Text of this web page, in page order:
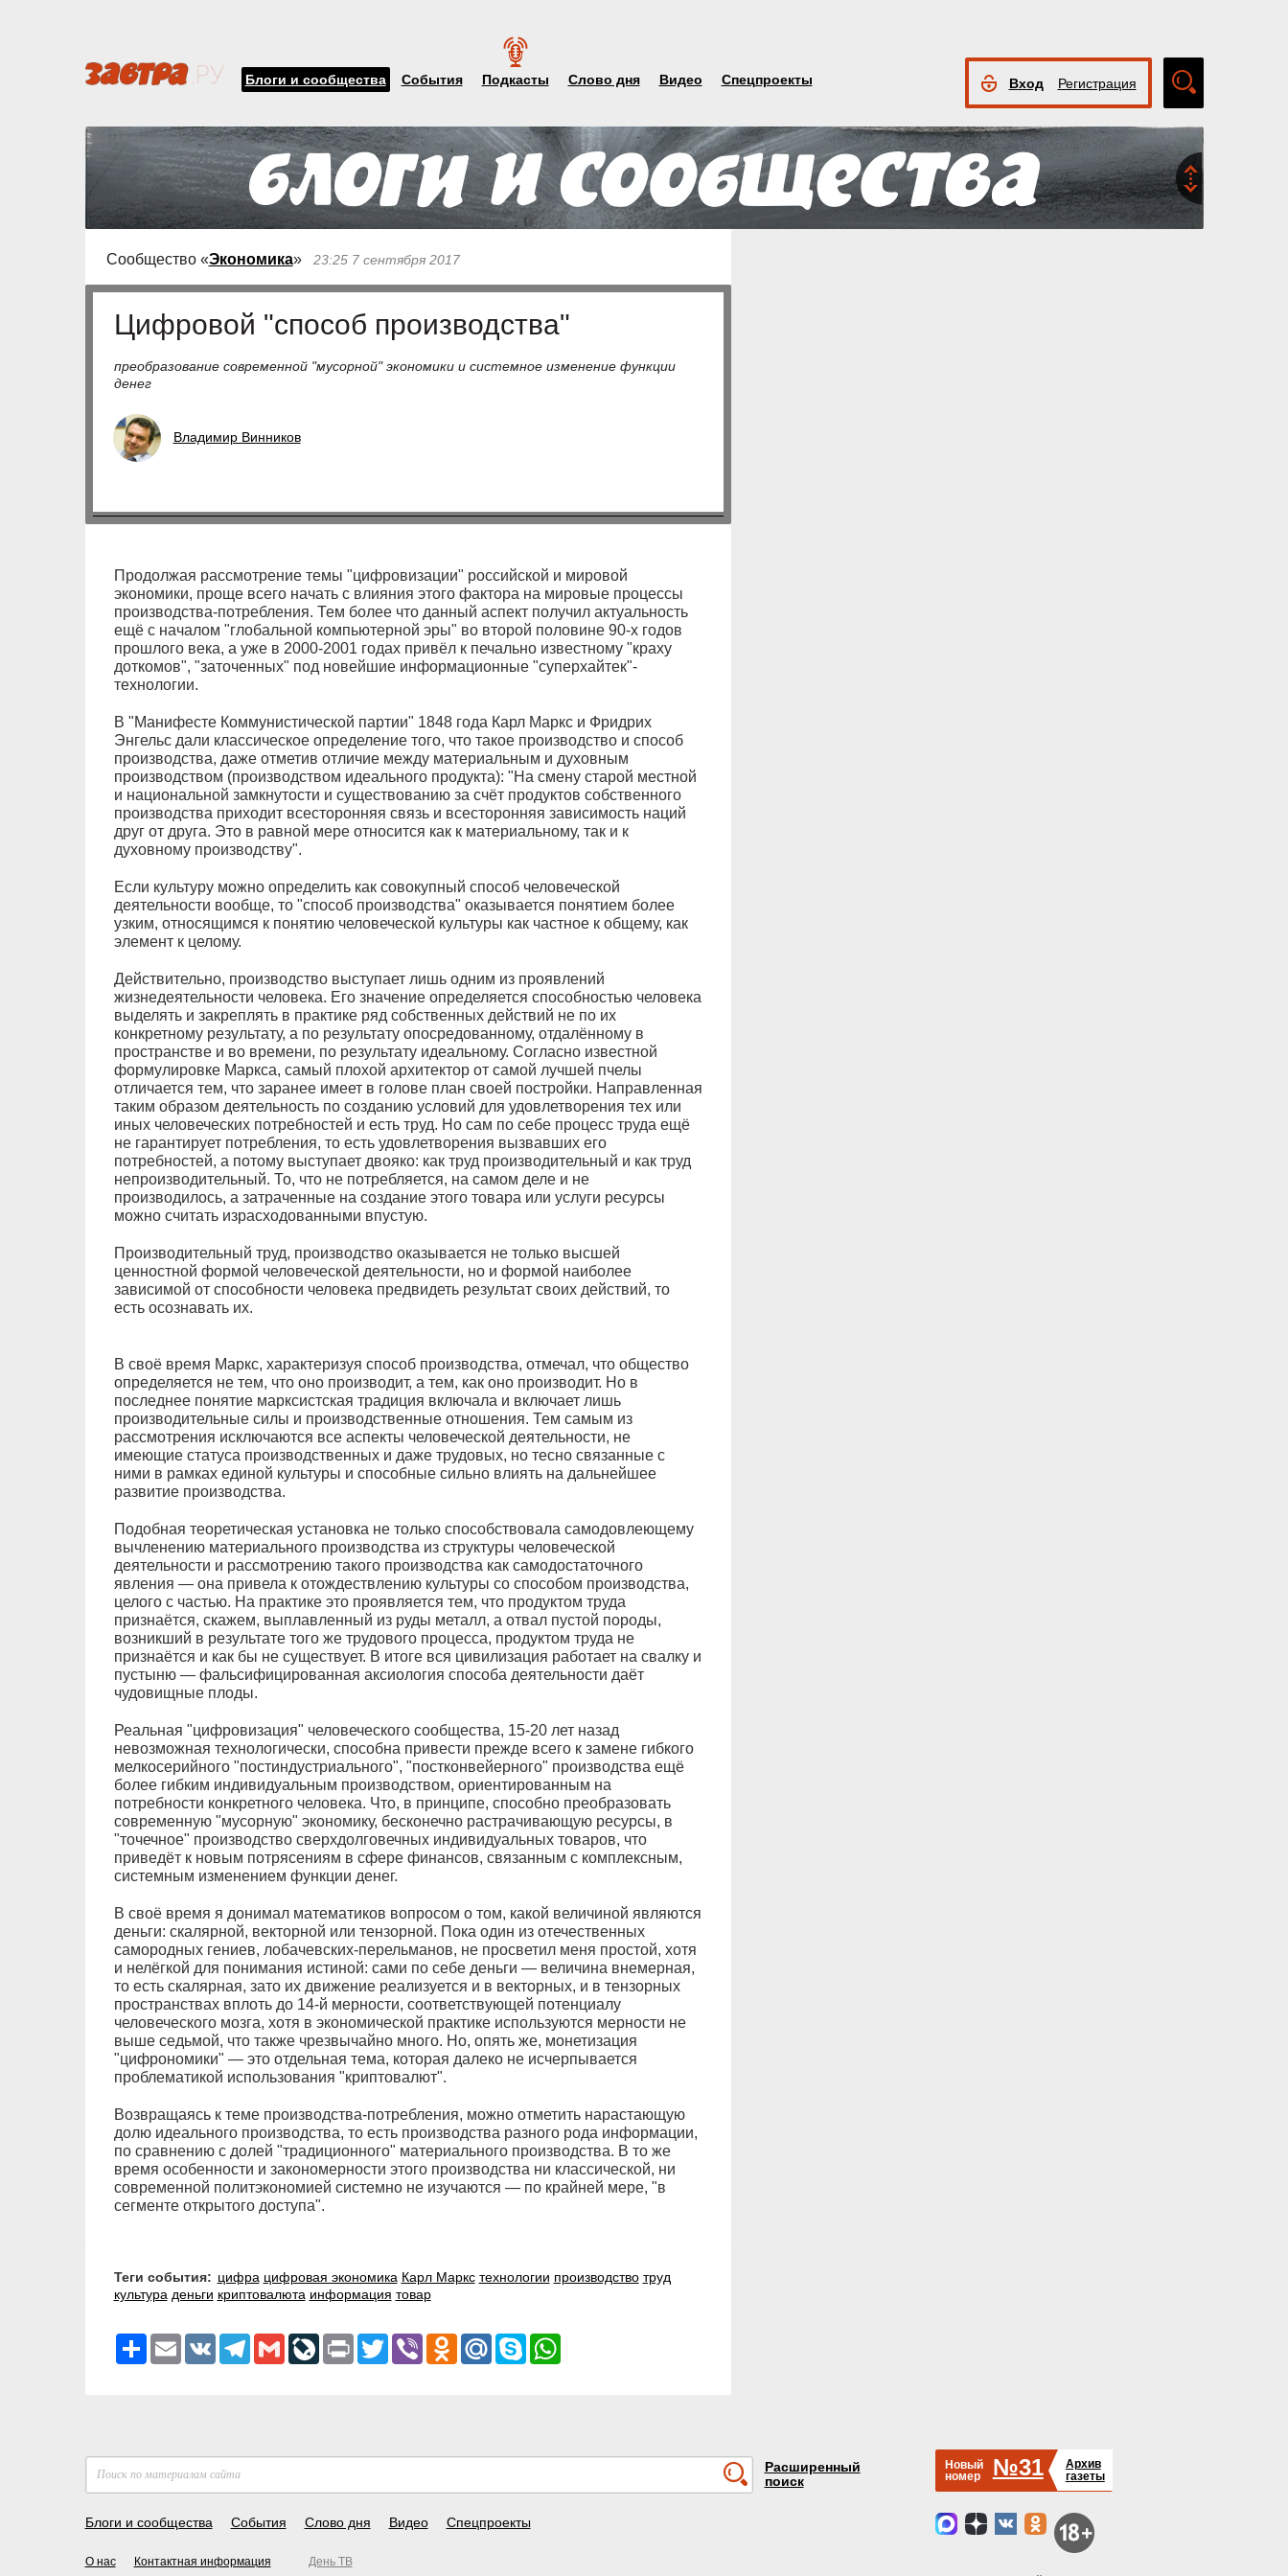
Блоги и сообщества События Подкасты Слово дня Видео Спецпроекты Вход Регистрация
поиск
Сообщество «Экономика» 23:25 7 сентября 2017
Цифровой "способ производства"
преобразование современной "мусорной" экономики и системное изменение функции
денег
Владимир Винников
Продолжая рассмотрение темы "цифровизации" российской и мировой
экономики, проще всего начать с влияния этого фактора на мировые процессы
производства-потребления. Тем более что данный аспект получил актуальность
ещё с началом "глобальной компьютерной эры" во второй половине 90-х годов
прошлого века, а уже в 2000-2001 годах привёл к печально известному "краху
доткомов", "заточенных" под новейшие информационные "суперхайтек"-
технологии.
В "Манифесте Коммунистической партии" 1848 года Карл Маркс и Фридрих
Энгельс дали классическое определение того, что такое производство и способ
производства, даже отметив отличие между материальным и духовным
производством (производством идеального продукта): "На смену старой местной
и национальной замкнутости и существованию за счёт продуктов собственного
производства приходит всесторонняя связь и всесторонняя зависимость наций
друг от друга. Это в равной мере относится как к материальному, так и к
духовному производству".
Если культуру можно определить как совокупный способ человеческой
деятельности вообще, то "способ производства" оказывается понятием более
узким, относящимся к понятию человеческой культуры как частное к общему, как
элемент к целому.
Действительно, производство выступает лишь одним из проявлений
жизнедеятельности человека. Его значение определяется способностью человека
выделять и закреплять в практике ряд собственных действий не по их
конкретному результату, а по результату опосредованному, отдалённому в
пространстве и во времени, по результату идеальному. Согласно известной
формулировке Маркса, самый плохой архитектор от самой лучшей пчелы
отличается тем, что заранее имеет в голове план своей постройки. Направленная
таким образом деятельность по созданию условий для удовлетворения тех или
иных человеческих потребностей и есть труд. Но сам по себе процесс труда ещё
не гарантирует потребления, то есть удовлетворения вызвавших его
потребностей, а потому выступает двояко: как труд производительный и как труд
непроизводительный. То, что не потребляется, на самом деле и не
производилось, а затраченные на создание этого товара или услуги ресурсы
можно считать израсходованными впустую.
Производительный труд, производство оказывается не только высшей
ценностной формой человеческой деятельности, но и формой наиболее
зависимой от способности человека предвидеть результат своих действий, то
есть осознавать их.
В своё время Маркс, характеризуя способ производства, отмечал, что общество
определяется не тем, что оно производит, а тем, как оно производит. Но в
последнее понятие марксистская традиция включала и включает лишь
производительные силы и производственные отношения. Тем самым из
рассмотрения исключаются все аспекты человеческой деятельности, не
имеющие статуса производственных и даже трудовых, но тесно связанные с
ними в рамках единой культуры и способные сильно влиять на дальнейшее
развитие производства.
Подобная теоретическая установка не только способствовала самодовлеющему
вычленению материального производства из структуры человеческой
деятельности и рассмотрению такого производства как самодостаточного
явления — она привела к отождествлению культуры со способом производства,
целого с частью. На практике это проявляется тем, что продуктом труда
признаётся, скажем, выплавленный из руды металл, а отвал пустой породы,
возникший в результате того же трудового процесса, продуктом труда не
признаётся и как бы не существует. В итоге вся цивилизация работает на свалку и
пустыню — фальсифицированная аксиология способа деятельности даёт
чудовищные плоды.
Реальная "цифровизация" человеческого сообщества, 15-20 лет назад
невозможная технологически, способна привести прежде всего к замене гибкого
мелкосерийного "постиндустриального", "постконвейерного" производства ещё
более гибким индивидуальным производством, ориентированным на
потребности конкретного человека. Что, в принципе, способно преобразовать
современную "мусорную" экономику, бесконечно растрачивающую ресурсы, в
"точечное" производство сверхдолговечных индивидуальных товаров, что
приведёт к новым потрясениям в сфере финансов, связанным с комплексным,
системным изменением функции денег.
В своё время я донимал математиков вопросом о том, какой величиной являются
деньги: скалярной, векторной или тензорной. Пока один из отечественных
самородных гениев, лобачевских-перельманов, не просветил меня простой, хотя
и нелёгкой для понимания истиной: сами по себе деньги — величина внемерная,
то есть скалярная, зато их движение реализуется и в векторных, и в тензорных
пространствах вплоть до 14-й мерности, соответствующей потенциалу
человеческого мозга, хотя в экономической практике используются мерности не
выше седьмой, что также чрезвычайно много. Но, опять же, монетизация
"цифрономики" — это отдельная тема, которая далеко не исчерпывается
проблематикой использования "криптовалют".
Возвращаясь к теме производства-потребления, можно отметить нарастающую
долю идеального производства, то есть производства разного рода информации,
по сравнению с долей "традиционного" материального производства. В то же
время особенности и закономерности этого производства ни классической, ни
современной политэкономией системно не изучаются — по крайней мере, "в
сегменте открытого доступа".
Теги события: цифра цифровая экономика Карл Маркс технологии производство труд
культура деньги криптовалюта информация товар
РесурсEmail VK Telegram
GmailLiveJournal
Print TwitterViber Odnoklassniki
Mail.RuSkypeWhatsApp
Расширенный
поиск
Блоги и сообщества События Слово дня Видео Спецпроекты
О нас Контактная информация День ТВ
Новый
номер
№31
Архив
газеты